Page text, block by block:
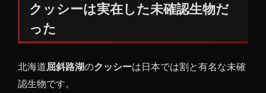
在し
た未
確認
だっ
た
クッシーは実在した未確認生物だ
った
北海道屈斜路湖のクッシーは日本では割と有名な未確
認生物です。